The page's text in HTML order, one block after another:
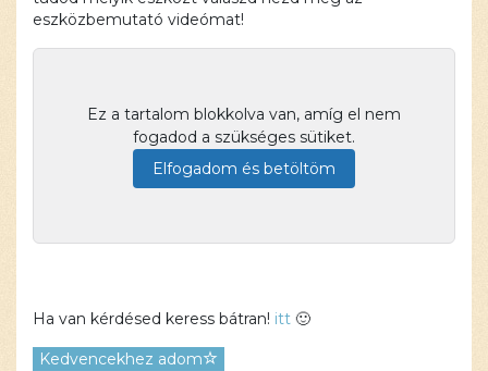
eszközbemutató videómat!
Ez a tartalom blokkolva van, amíg el nem
fogadod a szükséges sütiket.
Elfogadom és betöltöm
Ha van kérdésed keress bátran! itt 🙂
Kedvencekhez adom